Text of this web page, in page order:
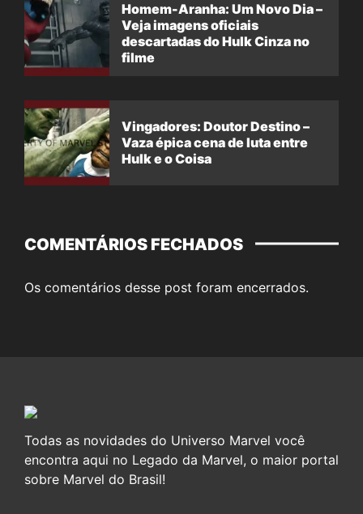
Homem-Aranha: Um Novo Dia –
Veja imagens oficiais
descartadas do Hulk Cinza no
filme
Vingadores: Doutor Destino –
Vaza épica cena de luta entre
Hulk e o Coisa
COMENTÁRIOS FECHADOS
Os comentários desse post foram encerrados.
Todas as novidades do Universo Marvel você
encontra aqui no Legado da Marvel, o maior portal
sobre Marvel do Brasil!